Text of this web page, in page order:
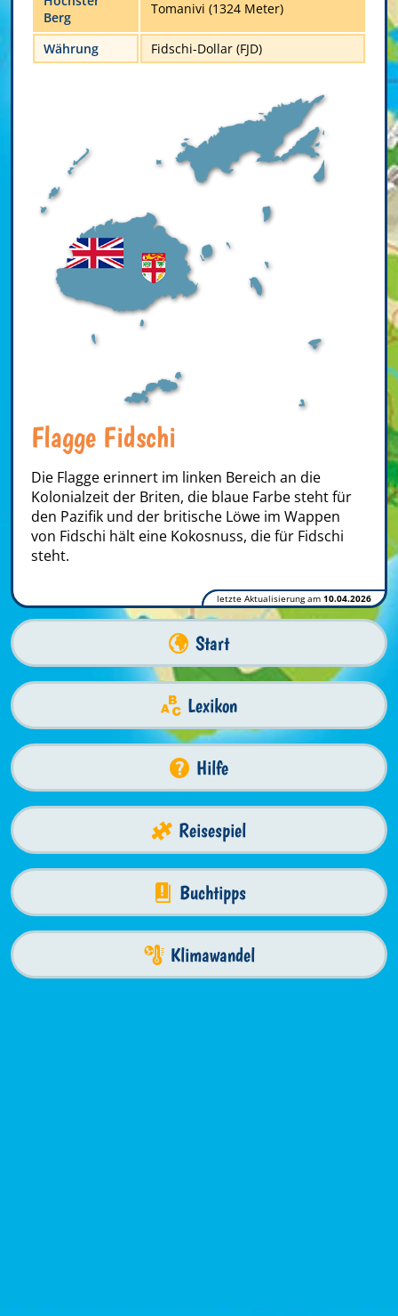
Berg
Tomanivi (1324 Meter)
Währung Fidschi-Dollar (FJD)
Flagge Fidschi
Die Flagge erinnert im linken Bereich an die
Kolonialzeit der Briten, die blaue Farbe steht für
den Pazifik und der britische Löwe im Wappen
von Fidschi hält eine Kokosnuss, die für Fidschi
steht.
letzte Aktualisierung am 10.04.2026
Start
Lexikon
Hilfe
Reisespiel
Buchtipps
Klimawandel